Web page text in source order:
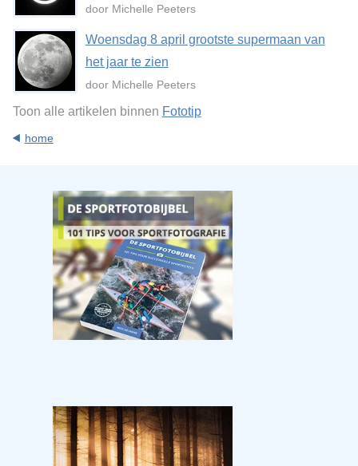
door Michelle Peeters
Woensdag 8 april grootste supermaan van
het jaar te zien
door Michelle Peeters
Toon alle artikelen binnen Fototip
home